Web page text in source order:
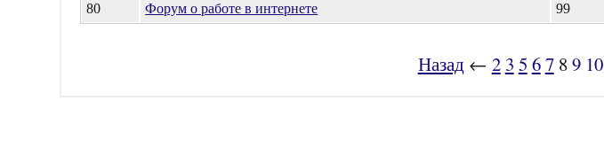
80
Форум о работе в интернете 99
Назад← 2 3 5 67 89 10